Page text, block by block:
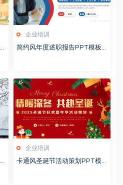
企业培训
简约风年度述职报告PPT模板2
企业培训
卡通风圣诞节活动策划PPT模